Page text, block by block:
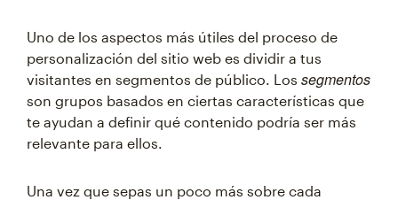
Uno de los aspectos más útiles del proceso de
personalización del sitio web es dividir a tus
visitantes en segmentos de público. Los segmentos
son grupos basados en ciertas características que
te ayudan a definir qué contenido podría ser más
relevante para ellos.
Una vez que sepas un poco más sobre cada